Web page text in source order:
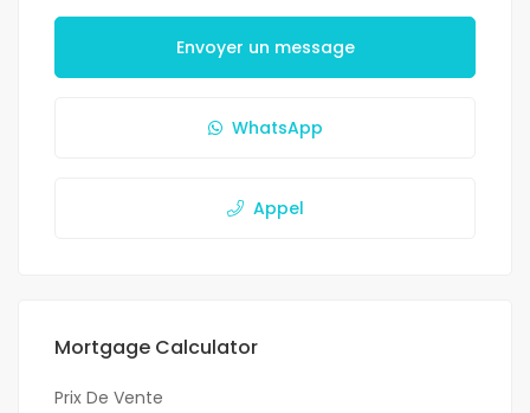
Envoyer un message
WhatsApp
Appel
Mortgage Calculator
Prix De Vente